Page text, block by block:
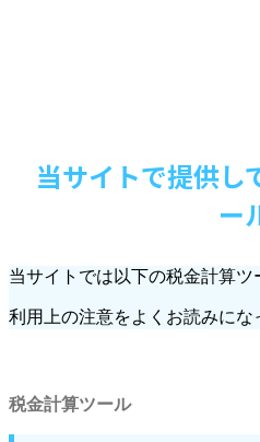
当サイトで提供し
ー
当サイトでは以下の税金計算ツ
利用上の注意をよくお読みにな
税金計算ツール